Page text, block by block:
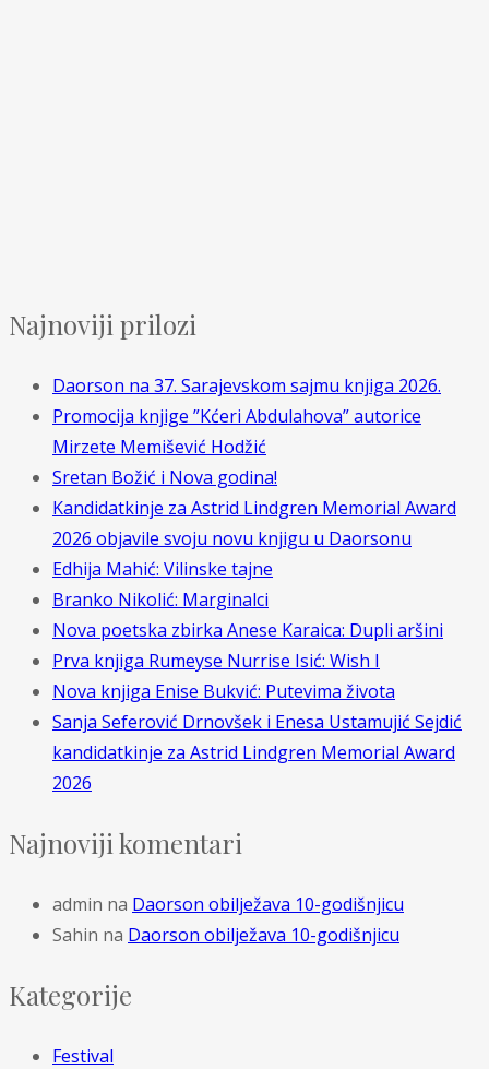
Najnoviji prilozi
Daorson na 37. Sarajevskom sajmu knjiga 2026.
Promocija knjige ”Kćeri Abdulahova” autorice
Mirzete Memišević Hodžić
Sretan Božić i Nova godina!
Kandidatkinje za Astrid Lindgren Memorial Award
2026 objavile svoju novu knjigu u Daorsonu
Edhija Mahić: Vilinske tajne
Branko Nikolić: Marginalci
Nova poetska zbirka Anese Karaica: Dupli aršini
Prva knjiga Rumeyse Nurrise Isić: Wish I
Nova knjiga Enise Bukvić: Putevima života
Sanja Seferović Drnovšek i Enesa Ustamujić Sejdić
kandidatkinje za Astrid Lindgren Memorial Award
2026
Najnoviji komentari
admin na Daorson obilježava 10-godišnjicu
Sahin na Daorson obilježava 10-godišnjicu
Kategorije
Festival